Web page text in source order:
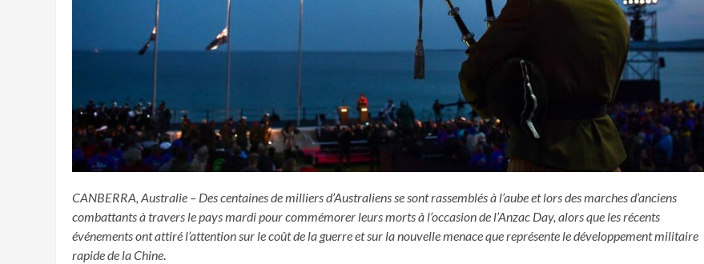
CANBERRA, Australie – Des centaines de milliers d’Australiens se sont rassemblés à l’aube et lors des marches d’anciens
combattants à travers le pays mardi pour commémorer leurs morts à l’occasion de l’Anzac Day, alors que les récents
événements ont attiré l’attention sur le coût de la guerre et sur la nouvelle menace que représente le développement militaire
rapide de la Chine.